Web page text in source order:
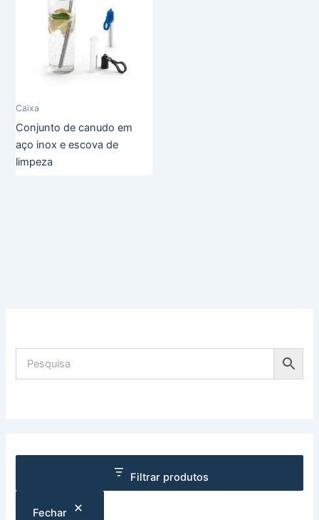
Filtrar produtos
Fechar
Caixa
Conjunto de canudo em
aço inox e escova de
limpeza